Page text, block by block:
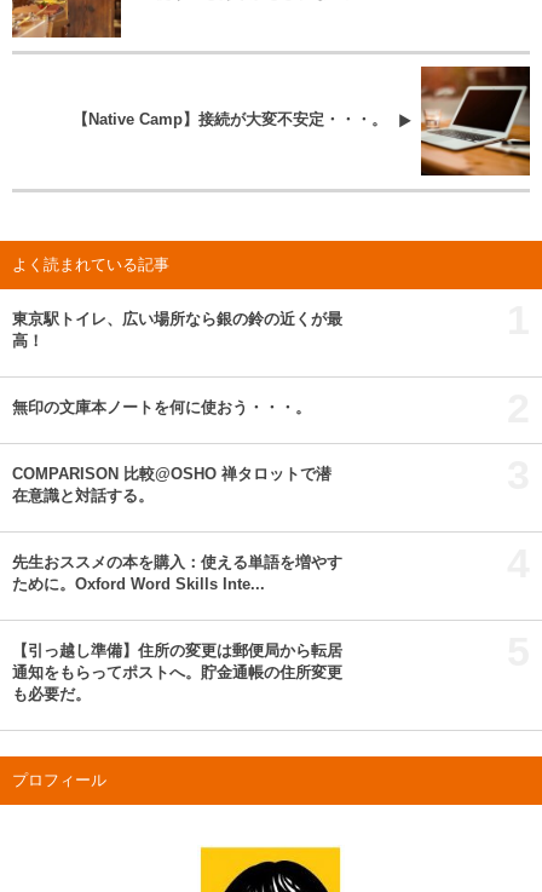
【Native Camp】接続が大変不安定・・・。
よく読まれている記事
東京駅トイレ、広い場所なら銀の鈴の近くが最
高！
無印の文庫本ノートを何に使おう・・・。
COMPARISON 比較@OSHO 禅タロットで潜
在意識と対話する。
先生おススメの本を購入：使える単語を増やす
ために。Oxford Word Skills Inte...
【引っ越し準備】住所の変更は郵便局から転居
通知をもらってポストへ。貯金通帳の住所変更
も必要だ。
プロフィール